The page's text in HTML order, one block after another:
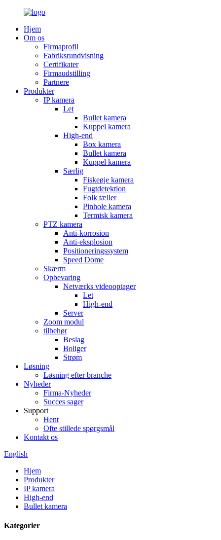
Hjem
Om os
Firmaprofil
Fabriksrundvisning
Certifikater
Firmaudstilling
Partnere
Produkter
IP kamera
Let
Bullet kamera
Kuppel kamera
High-end
Box kamera
Bullet kamera
Kuppel kamera
Særlig
Fiskeøje kamera
Fugtdetektion
Folk tæller
Pinhole kamera
Termisk kamera
PTZ kamera
Anti-korrosion
Anti-eksplosion
Positioneringssystem
Speed ​​Dome
Skærm
Opbevaring
Netværks videooptager
Let
High-end
Server
Zoom modul
tilbehør
Beslag
Boliger
Strøm
Løsning
Løsning efter branche
Nyheder
Firma-Nyheder
Succes sager
Support
Hent
Ofte stillede spørgsmål
Kontakt os
English
Hjem
Produkter
IP kamera
High-end
Bullet kamera
Kategorier